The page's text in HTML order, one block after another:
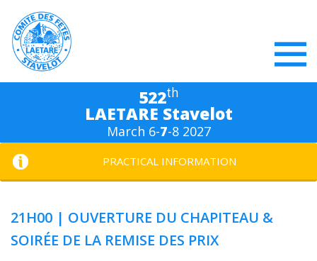
522th
LAETARE Stavelot
March 6-7-8 2027
PRACTICAL INFORMATION
21H00 | OUVERTURE DU CHAPITEAU &
SOIRÉE DE LA REMISE DES PRIX